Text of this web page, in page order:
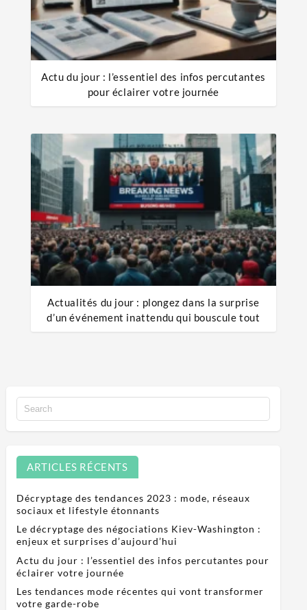
Actu du jour : l’essentiel des infos percutantes
pour éclairer votre journée
Actualités du jour : plongez dans la surprise
d’un événement inattendu qui bouscule tout
ARTICLES RÉCENTS
Décryptage des tendances 2023 : mode, réseaux
sociaux et lifestyle étonnants
Le décryptage des négociations Kiev-Washington :
enjeux et surprises d’aujourd’hui
Actu du jour : l’essentiel des infos percutantes pour
éclairer votre journée
Les tendances mode récentes qui vont transformer
votre garde-robe